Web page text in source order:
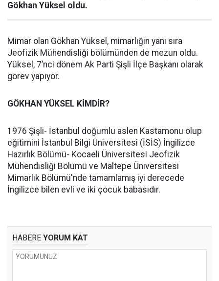
Gökhan Yüksel oldu.
Mimar olan Gökhan Yüksel, mimarlığın yanı sıra
Jeofizik Mühendisliği bölümünden de mezun oldu.
Yüksel, 7’nci dönem Ak Parti Şişli İlçe Başkanı olarak
görev yapıyor.
GÖKHAN YÜKSEL KİMDİR?
1976 Şişli- İstanbul doğumlu aslen Kastamonu olup
eğitimini İstanbul Bilgi Üniversitesi (İSİS) İngilizce
Hazırlık Bölümü- Kocaeli Üniversitesi Jeofizik
Mühendisliği Bölümü ve Maltepe Üniversitesi
Mimarlık Bölümü'nde tamamlamış iyi derecede
İngilizce bilen evli ve iki çocuk babasıdır.
HABERE YORUM KAT